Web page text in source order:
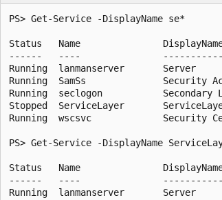
PS> Get-Service -DisplayName se*
Status   Name
------   ----               -----------
Running  lanmanserver       Server
Running  SamSs              Security
Running  seclogon           Secondary
Stopped  ServiceLayer
Running  wscsvc             Security
PS> Get-Service -DisplayName
Status   Name
------   ----               -----------
Running  lanmanserver       Server